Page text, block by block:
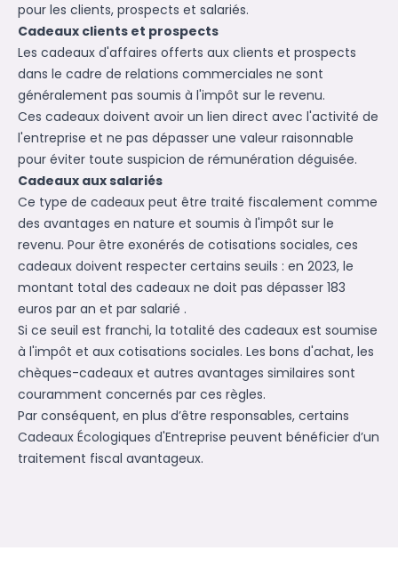
pour les clients, prospects et salariés.
Cadeaux clients et prospects
Les cadeaux d'affaires offerts aux clients et prospects
dans le cadre de relations commerciales ne sont
généralement pas soumis à l'impôt sur le revenu.
Ces cadeaux doivent avoir un lien direct avec l'activité de
l'entreprise et ne pas dépasser une valeur raisonnable
pour éviter toute suspicion de rémunération déguisée.
Cadeaux aux salariés
Ce type de cadeaux peut être traité fiscalement comme
des avantages en nature et soumis à l'impôt sur le
revenu. Pour être exonérés de cotisations sociales, ces
cadeaux doivent respecter certains seuils : en 2023, le
montant total des cadeaux ne doit pas dépasser 183
euros par an et par salarié .
Si ce seuil est franchi, la totalité des cadeaux est soumise
à l'impôt et aux cotisations sociales. Les bons d'achat, les
chèques-cadeaux et autres avantages similaires sont
couramment concernés par ces règles.
Par conséquent, en plus d’être responsables, certains
Cadeaux Écologiques d'Entreprise peuvent bénéficier d’un
traitement fiscal avantageux.